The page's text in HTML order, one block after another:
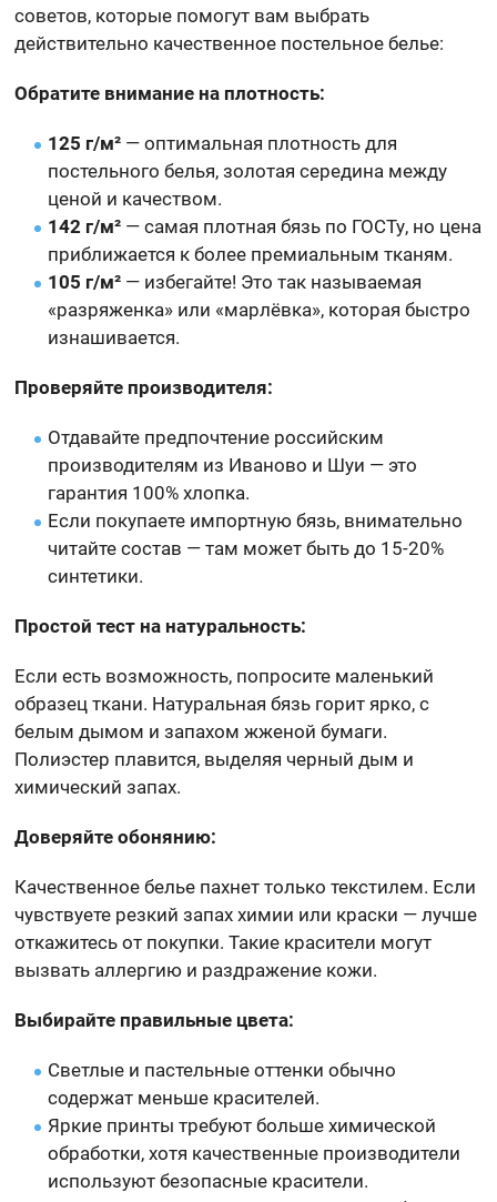
советов, которые помогут вам выбрать
действительно качественное постельное белье:
Обратите внимание на плотность:
125 г/м² — оптимальная плотность для
постельного белья, золотая середина между
ценой и качеством.
142 г/м² — самая плотная бязь по ГОСТу, но цена
приближается к более премиальным тканям.
105 г/м² — избегайте! Это так называемая
«разряженка» или «марлёвка», которая быстро
изнашивается.
Проверяйте производителя:
Отдавайте предпочтение российским
производителям из Иваново и Шуи — это
гарантия 100% хлопка.
Если покупаете импортную бязь, внимательно
читайте состав — там может быть до 15-20%
синтетики.
Простой тест на натуральность:
Если есть возможность, попросите маленький
образец ткани. Натуральная бязь горит ярко, с
белым дымом и запахом жженой бумаги.
Полиэстер плавится, выделяя черный дым и
химический запах.
Доверяйте обонянию:
Качественное белье пахнет только текстилем. Если
чувствуете резкий запах химии или краски — лучше
откажитесь от покупки. Такие красители могут
вызвать аллергию и раздражение кожи.
Выбирайте правильные цвета:
Светлые и пастельные оттенки обычно
содержат меньше красителей.
Яркие принты требуют больше химической
обработки, хотя качественные производители
используют безопасные красители.